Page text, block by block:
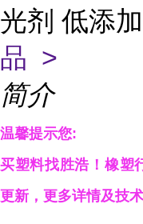
光剂 低添
品 >
简介
温馨提示您:
买塑料找胜浩！橡塑
更新，更多详情及技